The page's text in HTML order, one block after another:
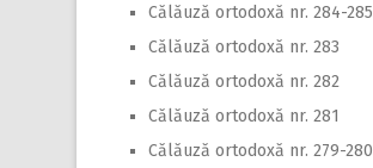
Călăuză ortodoxă nr. 284-285
Călăuză ortodoxă nr. 283
Călăuză ortodoxă nr. 282
Călăuză ortodoxă nr. 281
Călăuză ortodoxă nr. 279-280